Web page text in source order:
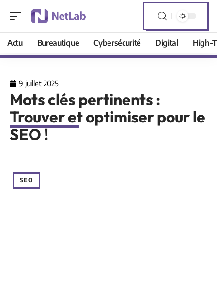
Actu Bureautique Cybersécurité Digital High-
9 juillet 2025
Mots clés pertinents :
Trouver et optimiser pour le
SEO !
SEO